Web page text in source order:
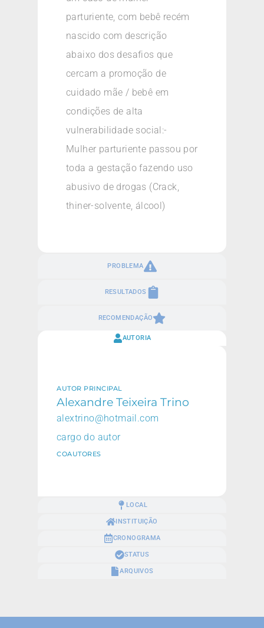
PROBLEMA
RESULTADOS
RECOMENDAÇÃO
parturiente, com bebê recém
nascido com descrição
abaixo dos desafios que
cercam a promoção de
cuidado mãe / bebê em
condições de alta
vulnerabilidade social:-
Mulher parturiente passou por
toda a gestação fazendo uso
abusivo de drogas (Crack,
thiner-solvente, álcool)
AUTORIA
LOCAL
INSTITUIÇÃO
CRONOGRAMA
STATUS
ARQUIVOS
AUTOR PRINCIPAL
Alexandre Teixeira Trino
alextrino@hotmail.com
cargo do autor
COAUTORES